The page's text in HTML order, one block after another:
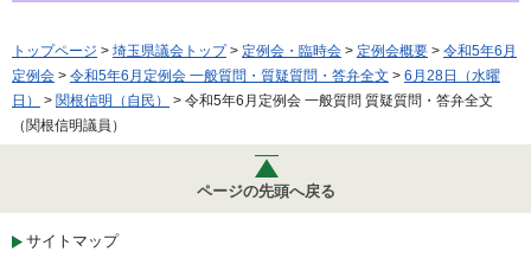
トップページ > 埼玉県議会トップ> 定例会・臨時会 > 定例会概要 > 令和5年6月
定例会 > 令和5年6月定例会 一般質問・質疑質問・答弁全文 > 6月28日（水曜
日）
> 関根信明（自民）
> 令和5年6月定例会 一般質問 質疑質問・答弁全文
（関根信明議員）
ページの先頭へ戻る
サイトマップ